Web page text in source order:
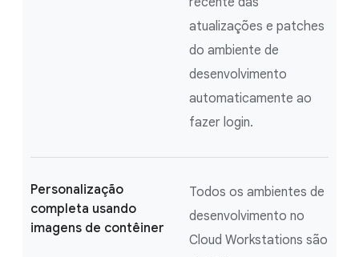
atualizações e patches
do ambiente de
desenvolvimento
automaticamente ao
fazer login.
Personalização
completa usando
imagens de contêiner
Todos os ambientes de
desenvolvimento no
Cloud Workstations são